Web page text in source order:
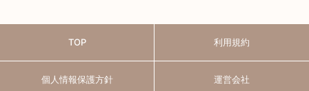
TOP 利用規約
個人情報保護方針 運営会社